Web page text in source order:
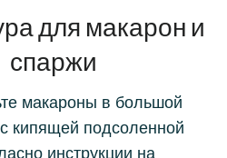
для макарон и
спаржи
макароны в большой
кипящей подсоленной
инструкции на